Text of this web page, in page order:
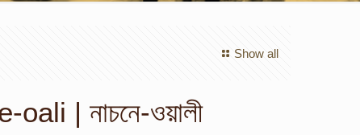
Show all
| নাচনে-ওয়ালী